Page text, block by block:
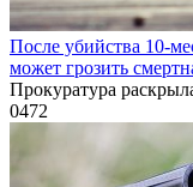
После убийства 10-
может грозить
Прокуратура
0472